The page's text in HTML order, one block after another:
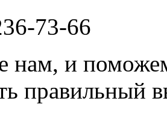
73-66
нам, и
правильный